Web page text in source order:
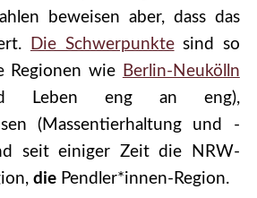
beweisen aber, dass das
Die Schwerpunktesind so
Regionen wie Berlin-Neukölln
Leben eng an eng),
(Massentierhaltung und -
seit einiger Zeit die NRW-
diePendler*innen-Region.